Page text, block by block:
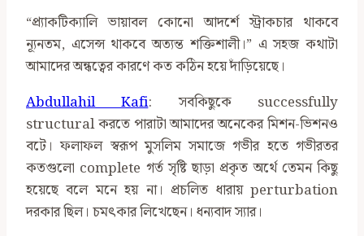
“প্র্যাকটিক্যালি ভায়াবল কোনো আদর্শে স্ট্রাকচার থাকবে
ন্যূনতম, এসেন্স থাকবে অত্যন্ত শক্তিশালী।” এ সহজ কথাটা
আমাদের অন্ধত্বের কারণে কত কঠিন হয়ে দাঁড়িয়েছে।
Abdullahil Kafi: সবকিছুকে successfully
structural করতে পারাটা আমাদের অনেকের মিশন-ভিশনও
বটে। ফলাফল স্বরূপ মুসলিম সমাজে গভীর হতে গভীরতর
কতগুলো complete গর্ত সৃষ্টি ছাড়া প্রকৃত অর্থে তেমন কিছু
হয়েছে বলে মনে হয় না। প্রচলিত ধারায় perturbation
দরকার ছিল। চমৎকার লিখেছেন। ধন্যবাদ স্যার।